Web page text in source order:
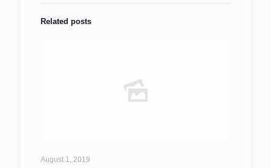
Related posts
August 1, 2019